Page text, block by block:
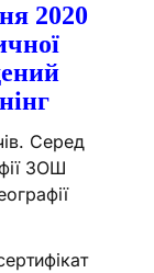
2020
Серед
ЗОШ